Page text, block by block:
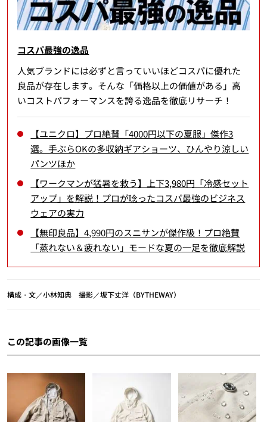
コスパ最強の逸品
人気ブランドには必ずと言っていいほどコスパに優れた
良品が存在します。そんな「価格以上の価値がある」高
いコストパフォーマンスを誇る逸品を徹底リサーチ！
【ユニクロ】プロ絶賛「4000円以下の夏服」傑作3
選。手ぶらOKの多収納ギアショーツ、ひんやり涼しい
パンツほか
【ワークマンが猛暑を救う】上下3,980円「冷感セット
アップ」を解説！プロが唸ったコスパ最強のビジネス
ウェアの実力
【無印良品】4,990円のスニサンが傑作級！プロ絶賛
「蒸れない＆疲れない」モードな夏の一足を徹底解説
構成・文／小林知典 撮影／坂下丈洋（BYTHEWAY）
この記事の画像一覧